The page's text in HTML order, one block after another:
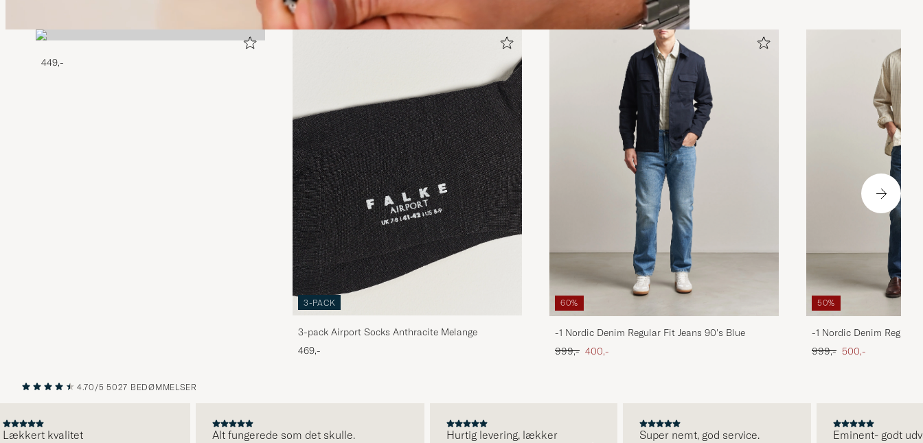
449,-
3-PACK
3-pack Airport Socks Anthracite Melange
469,-
60%
-1 Nordic Denim Regular Fit Jeans 90's Blue
Ordinary pris
999,- Nedsat pris
400,-
50%
-1 Nordic Denim Regular
Ordinary pris
999,- Nedsat pris
500,-
NÆSTE
4.70/5 5027 BEDØMMELSER
kvalitet Alt fungerede som det skulle.
Hurtig levering, lækker
Super nemt, god service.
Eminent- godt udvalg